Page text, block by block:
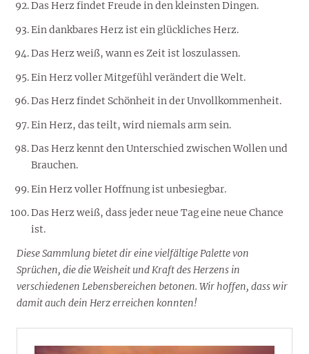
Das Herz findet Freude in den kleinsten Dingen.
Ein dankbares Herz ist ein glückliches Herz.
Das Herz weiß, wann es Zeit ist loszulassen.
Ein Herz voller Mitgefühl verändert die Welt.
Das Herz findet Schönheit in der Unvollkommenheit.
Ein Herz, das teilt, wird niemals arm sein.
Das Herz kennt den Unterschied zwischen Wollen und
Brauchen.
Ein Herz voller Hoffnung ist unbesiegbar.
Das Herz weiß, dass jeder neue Tag eine neue Chance
ist.
Diese Sammlung bietet dir eine vielfältige Palette von
Sprüchen, die die Weisheit und Kraft des Herzens in
verschiedenen Lebensbereichen betonen. Wir hoffen, dass wir
damit auch dein Herz erreichen konnten!